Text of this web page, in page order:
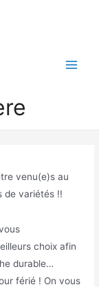
venu(e)s au
de variétés !!
choix afin
durable…
férié ! On vous